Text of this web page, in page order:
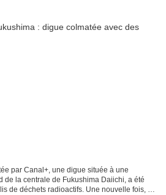
par Canal+, une digue située à une
de la centrale de Fukushima Daiichi, a été
de déchets radioactifs. Une nouvelle fois, il